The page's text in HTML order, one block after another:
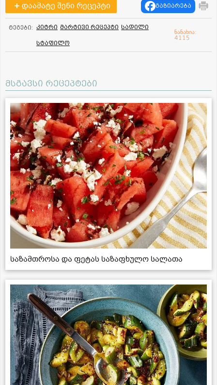
დაამატე შენი რეცეპტი გაზიარება
ტეგები: კიტრი მარტივი რეცეპტი სადილი
სტაფილო
ნანახია:
4115
მსგავსი რეცეპტები
საზამთროსა და ფეტას საზაფხულო სალათა